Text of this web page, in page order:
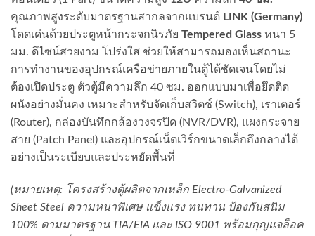
คุณภาพสูงระดับมาตรฐานสากลจากแบรนด์ LINK (Germany)
โดดเด่นด้วยประตูหน้ากระจกนิรภัย Tempered Glass หนา 5
มม. ดีไซน์สวยงาม โปร่งใส ช่วยให้สามารถมองเห็นสถานะ
การทำงานของอุปกรณ์เครือข่ายภายในตู้ได้ชัดเจนโดยไม่
ต้องเปิดประตู ตัวตู้มีความลึก 40 ซม. ออกแบบมาเพื่อยึดติด
ผนังอย่างมั่นคง เหมาะสำหรับจัดเก็บสวิตช์ (Switch), เราเตอร์
(Router), กล่องบันทึกกล้องวงจรปิด (NVR/DVR), แผงกระจาย
สาย (Patch Panel) และอุปกรณ์เน็ตเวิร์กขนาดเล็กถึงกลางได้
อย่างเป็นระเบียบและประหยัดพื้นที่
(หมายเหตุ: โครงสร้างตู้ผลิตจากเหล็ก Electro-Galvanized
Sheet Steel ความหนาพิเศษ แข็งแรง ทนทาน ป้องกันสนิม
100% ตามมาตรฐาน TIA/EIA และ ISO 9001 พร้อมกุญแจล็อค